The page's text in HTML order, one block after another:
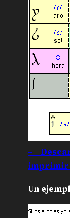
–
imprimir
Un